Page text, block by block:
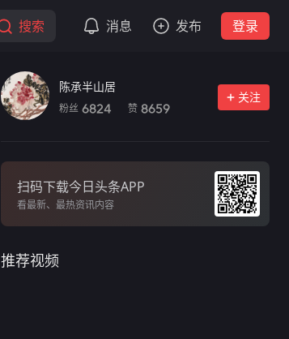
搜索 消息 发布 登录
陈承半山居
粉丝 6824 赞 8659
关注
扫码下载今日头条APP
看最新、最热资讯内容
推荐视频